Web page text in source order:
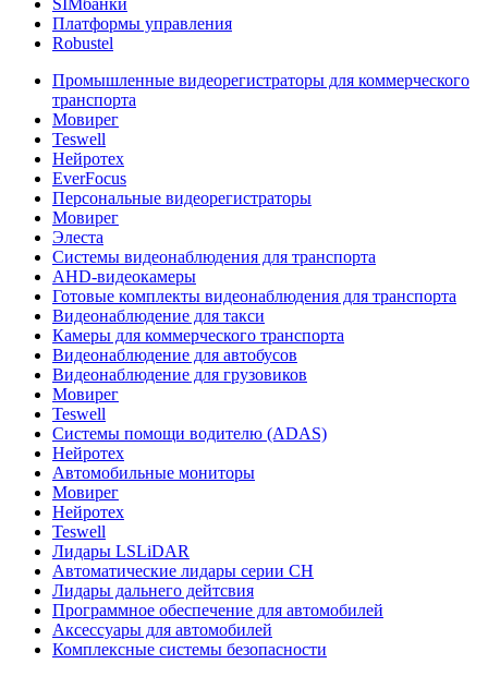
SIMбанки
Платформы управления
Robustel
Промышленные видеорегистраторы для коммерческого
транспорта
Мовирег
Teswell
Нейротех
EverFocus
Персональные видеорегистраторы
Мовирег
Элеста
Системы видеонаблюдения для транспорта
AHD-видеокамеры
Готовые комплекты видеонаблюдения для транспорта
Видеонаблюдение для такси
Камеры для коммерческого транспорта
Видеонаблюдение для автобусов
Видеонаблюдение для грузовиков
Мовирег
Teswell
Системы помощи водителю (ADAS)
Нейротех
Автомобильные мониторы
Мовирег
Нейротех
Teswell
Лидары LSLiDAR
Автоматические лидары серии CH
Лидары дальнего дейтсвия
Программное обеспечение для автомобилей
Аксессуары для автомобилей
Комплексные системы безопасности